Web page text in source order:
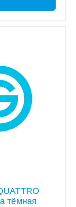
тёмная